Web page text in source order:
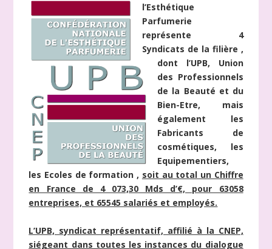
l’Esthétique
Parfumerie
représente 4
Syndicats de la filière ,
dont l’UPB, Union
des Professionnels
de la Beauté et du
Bien-Etre, mais
également les
Fabricants de
cosmétiques, les
Equipementiers,
les Ecoles de formation , soit au total un Chiffre
en France de 4 073,30 Mds d’€, pour 63058
entreprises, et 65545 salariés et employés.
L’UPB, syndicat représentatif, affilié à la CNEP,
siégeant dans toutes les instances du dialogue